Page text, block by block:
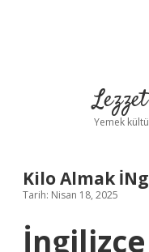
Yemek
Kilo Almak
Tarih: Nisan 18, 2025